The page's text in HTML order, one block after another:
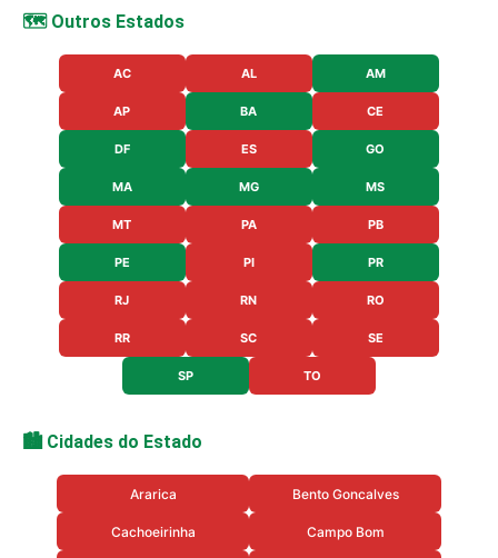
🗺️ Outros Estados
AC AL AM
AP BA CE
DF ES GO
MA MG MS
MT PA PB
PE PI PR
RJ RN RO
RR SC SE
SP TO
🏙️ Cidades do Estado
Ararica Bento Goncalves
Cachoeirinha Campo Bom